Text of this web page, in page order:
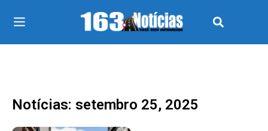
Notícias: setembro 25, 2025